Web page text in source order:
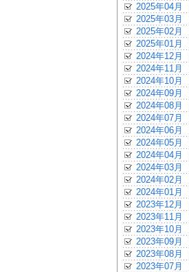
2025年04月
2025年03月
2025年02月
2025年01月
2024年12月
2024年11月
2024年10月
2024年09月
2024年08月
2024年07月
2024年06月
2024年05月
2024年04月
2024年03月
2024年02月
2024年01月
2023年12月
2023年11月
2023年10月
2023年09月
2023年08月
2023年07月